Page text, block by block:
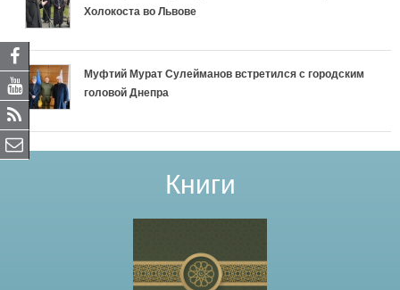
Холокоста во Львове
Муфтий Мурат Сулейманов встретился с городским
головой Днепра
Книги